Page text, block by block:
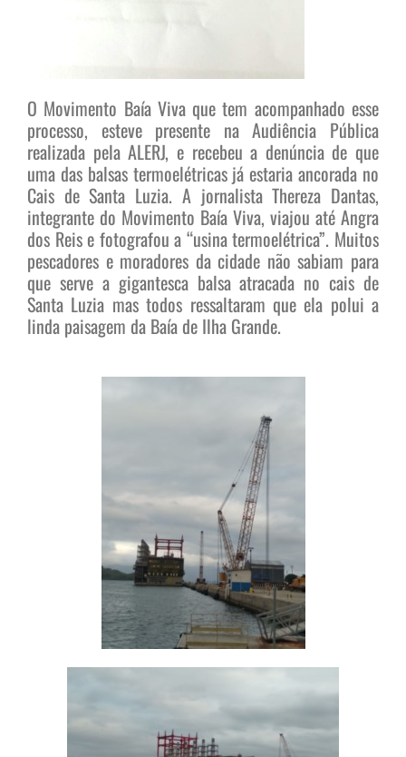
O Movimento Baía Viva que tem acompanhado esse
processo, esteve presente na Audiência Pública
realizada pela ALERJ, e recebeu a denúncia de que
uma das balsas termoelétricas já estaria ancorada no
Cais de Santa Luzia. A jornalista Thereza Dantas,
integrante do Movimento Baía Viva, viajou até Angra
dos Reis e fotografou a “usina termoelétrica”. Muitos
pescadores e moradores da cidade não sabiam para
que serve a gigantesca balsa atracada no cais de
Santa Luzia mas todos ressaltaram que ela polui a
linda paisagem da Baía de Ilha Grande.